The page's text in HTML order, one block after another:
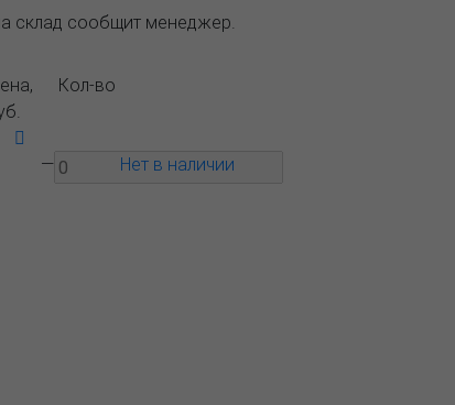
склад сообщит менеджер.
Кол-во
— Нет в наличии